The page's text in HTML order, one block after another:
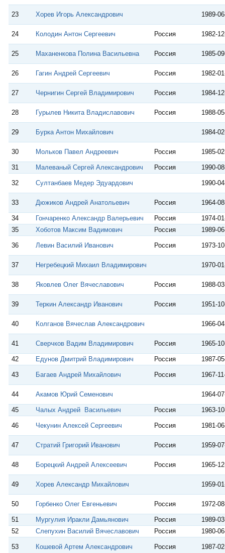
23 Хорев Игорь Александрович 1989-
24 Колодин Антон Сергеевич Россия 1982-
25 Маханенкова Полина Васильевна Россия 1985-
26 Гагин Андрей Сергеевич Россия 1982-
27 Чернигин Сергей Владимирович Россия 1984-
28 Гурылев Никита Владиславович Россия 1988-
29 Бурка Антон Михайлович 1984-
30 Мольков Павел Андреевич Россия 1985-
31 Малеваный Сергей Александрович Россия 1990-
32 Султанбаев Медер Эдуардович 1990-
33 Дюжиков Андрей Анатольевич Россия 1964-
34 Гончаренко Александр Валерьевич Россия
1974-
35
Хоботов Максим Вадимович Россия 1989-
36 Левин Василий Иванович Россия 1973-
37 Негребецкий Михаил Владимирович 1970-
38 Яковлев Олег Вячеславович Россия 1988-
39 Теркин Александр Иванович Россия 1951-
40 Колганов Вячеслав Александрович 1966-
41 Сверчков Вадим Владимирович Россия 1965-
42 Едунов Дмитрий Владимирович Россия 1987-
43 Багаев Андрей Михайлович Россия 1967-
44 Акамов Юрий Семенович 1964-
45 Чалых Андрей Васильевич Россия 1963-
46 Чекунин Алексей Сергеевич Россия 1981-
47 Стратий Григорий Иванович Россия 1959-
48 Борецкий Андрей Алексеевич Россия 1965-
49 Хорев Александр Михайлович 1959-
50 Горбенко Олег Евгеньевич Россия 1972-
51 Мургулия Иракли Дамьянович Россия
1989-
52
Слепухин Василий Вячеславович Россия 1980-
53 Кошевой Артем Александрович Россия 1987-